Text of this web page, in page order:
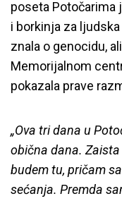
poseta Potočarima
i borkinja za
znala o genocidu,
Memorijalnom
pokazala prave
„Ova tri dana u
obična dana.
budem tu, pričam
sećanja. Premda